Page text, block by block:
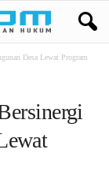
Desa Lewat Program